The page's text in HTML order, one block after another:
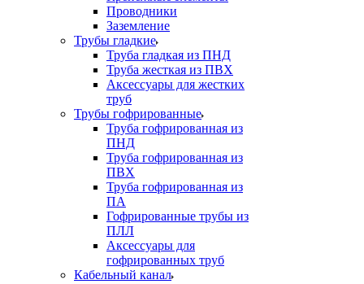
Проводники
Заземление
Трубы гладкие
Труба гладкая из ПНД
Труба жесткая из ПВХ
Аксессуары для жестких
труб
Трубы гофрированные
Труба гофрированная из
ПНД
Труба гофрированная из
ПВХ
Труба гофрированная из
ПА
Гофрированные трубы из
ПЛЛ
Аксессуары для
гофрированных труб
Кабельный канал